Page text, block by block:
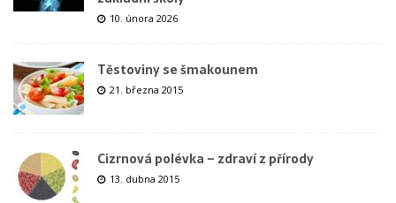
10. února 2026
Těstoviny se šmakounem
21. března 2015
Cizrnová polévka – zdraví z přírody
13. dubna 2015